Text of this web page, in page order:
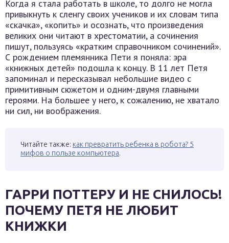
Когда я стала работать в школе, то долго не могла
привыкнуть к сленгу своих учеников и их словам типа
«скачка», «копить» и осознать, что произведения
великих они читают в хрестоматии, а сочинения
пишут, пользуясь «кратким справочником сочинений».
С рождением племянника Пети я поняла: эра
«книжных детей» подошла к концу. В 11 лет Петя
запоминал и пересказывал небольшие видео с
примитивным сюжетом и одним-двумя главными
героями. На большее у него, к сожалению, не хватало
ни сил, ни воображения.
Читайте также: как превратить ребенка в робота? 5
мифов о пользе компьютера.
ГАРРИ ПОТТЕРУ И НЕ СНИЛОСЬ!
ПОЧЕМУ ПЕТЯ НЕ ЛЮБИТ
КНИЖКИ